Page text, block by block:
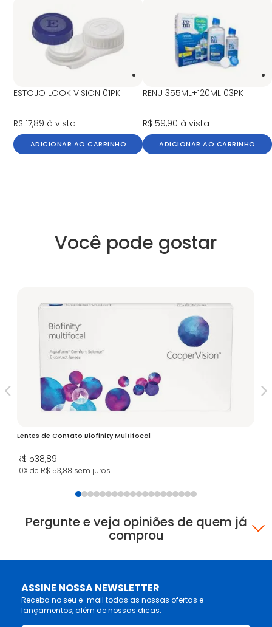
ESTOJO LOOK VISION 01PK
R$ 17,89 à vista
ADICIONAR AO CARRINHO
RENU 355ML+120ML 03PK
R$ 59,90 à vista
ADICIONAR AO CARRINHO
Você pode gostar
Lentes de Contato Biofinity Multifocal
R$ 538,89
10X de R$ 53,88 sem juros
Pergunte e veja opiniões de quem já
comprou
ASSINE NOSSA NEWSLETTER
Receba no seu e-mail todas as nossas ofertas e
lançamentos, além de nossas dicas.